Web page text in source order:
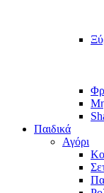
Παιδικά
Αγόρι